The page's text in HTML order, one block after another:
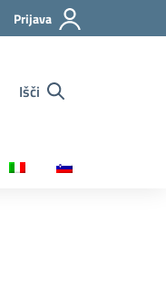
Prijava
Išči